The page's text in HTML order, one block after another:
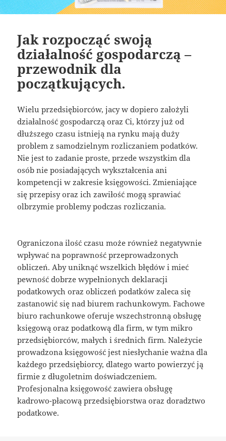
Jak rozpocząć swoją
działalność gospodarczą –
przewodnik dla
początkujących.
Wielu przedsiębiorców, jacy w dopiero założyli
działalność gospodarczą oraz Ci, którzy już od
dłuższego czasu istnieją na rynku mają duży
problem z samodzielnym rozliczaniem podatków.
Nie jest to zadanie proste, przede wszystkim dla
osób nie posiadających wykształcenia ani
kompetencji w zakresie księgowości. Zmieniające
się przepisy oraz ich zawiłość mogą sprawiać
olbrzymie problemy podczas rozliczania.
Ograniczona ilość czasu może również negatywnie
wpływać na poprawność przeprowadzonych
obliczeń. Aby uniknąć wszelkich błędów i mieć
pewność dobrze wypełnionych deklaracji
podatkowych oraz obliczeń podatków zaleca się
zastanowić się nad biurem rachunkowym. Fachowe
biuro rachunkowe oferuje wszechstronną obsługę
księgową oraz podatkową dla firm, w tym mikro
przedsiębiorców, małych i średnich firm. Należycie
prowadzona księgowość jest niesłychanie ważna dla
każdego przedsiębiorcy, dlatego warto powierzyć ją
firmie z długoletnim doświadczeniem.
Profesjonalna księgowość zawiera obsługę
kadrowo-płacową przedsiębiorstwa oraz doradztwo
podatkowe.